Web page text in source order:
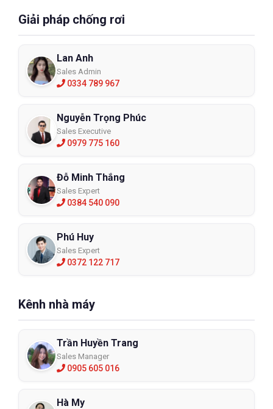
Giải pháp chống rơi
Lan Anh
Sales Admin
0334 789 967
Nguyễn Trọng Phúc
Sales Executive
0979 775 160
Đỗ Minh Thắng
Sales Expert
0384 540 090
Phú Huy
Sales Expert
0372 122 717
Kênh nhà máy
Trần Huyền Trang
Sales Manager
0905 605 016
Hà My